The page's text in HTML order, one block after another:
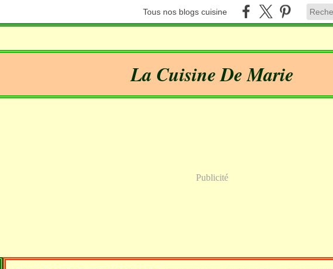
Tous nos blogs cuisine
La Cuisine De Marie
Publicité